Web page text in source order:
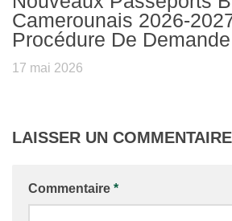
Camerounais 2026-
Procédure De Demande
17 mai 2026
LAISSER UN COMMENTAIRE
Commentaire *